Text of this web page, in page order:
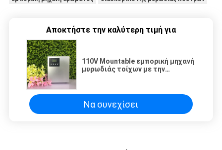
Αποκτήστε την καλύτερη τιμή για
110V Mountable εμπορική μηχανή
μυρωδιάς τοίχων με την
Να συνεχίσει